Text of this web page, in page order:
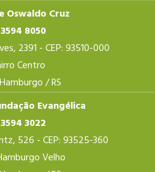
Oswaldo Cruz
8050
2391 - CEP: 93510-000
Centro
/ RS
Evangélica
3022
526 - CEP: 93525-360
Velho